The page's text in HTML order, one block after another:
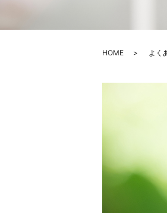
HOME よく